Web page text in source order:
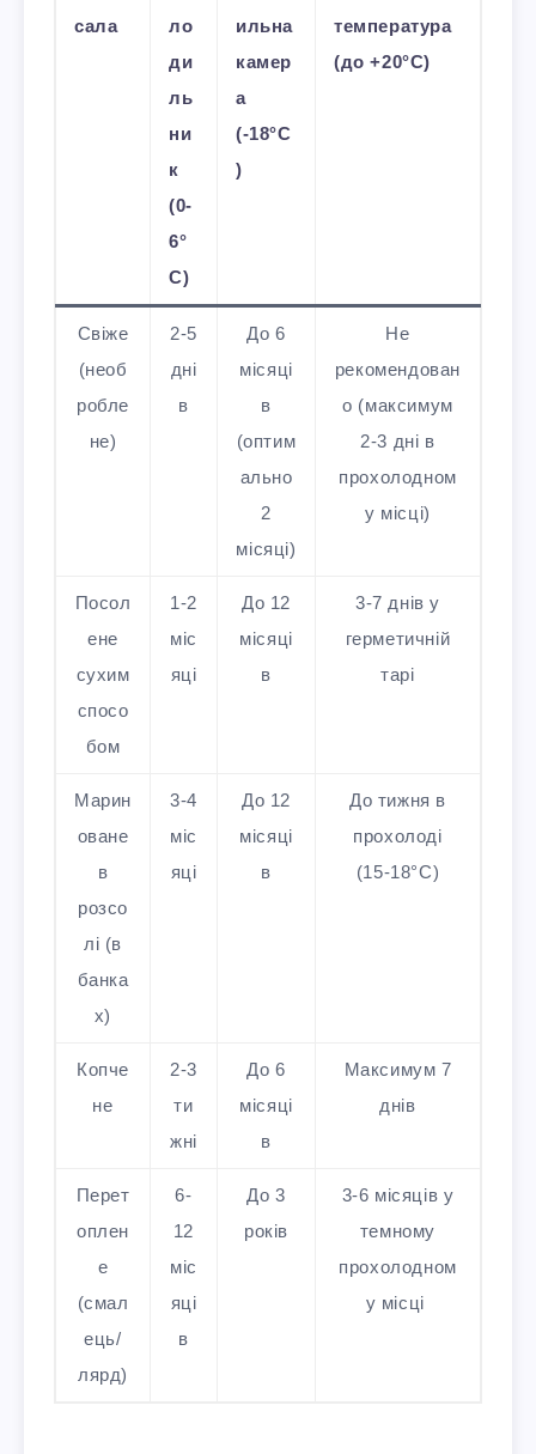
сала
ло
ди
ль
ни
к
(0-
6°
C)
ильна
камер
а
(-18°C
)
температура
(до +20°C)
Свіже
(необ
робле
не)
2-5
дні
в
До 6
місяці
в
(оптим
ально
2
місяці)
Не
рекомендован
о (максимум
2-3 дні в
прохолодном
у місці)
Посол
ене
сухим
спосо
бом
1-2
міс
яці
До 12
місяці
в
3-7 днів у
герметичній
тарі
Марин
оване
в
розсо
лі (в
банка
х)
3-4
міс
яці
До 12
місяці
в
До тижня в
прохолоді
(15-18°C)
Копче
не
2-3
ти
жні
До 6
місяці
в
Максимум 7
днів
Перет
оплен
е
(смал
ець/
лярд)
6-
12
міс
яці
в
До 3
років
3-6 місяців у
темному
прохолодном
у місці